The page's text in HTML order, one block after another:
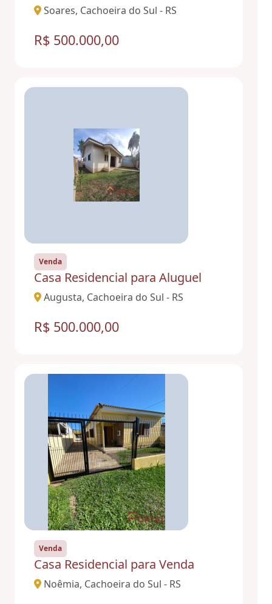
Soares, Cachoeira do Sul - RS
R$ 500.000,00
Venda
Casa Residencial para Aluguel
Augusta, Cachoeira do Sul - RS
R$ 500.000,00
Venda
Casa Residencial para Venda
Noêmia, Cachoeira do Sul - RS